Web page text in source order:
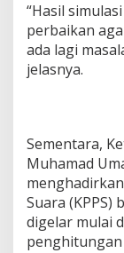
b
l
o
“Hasil
perbaikan
ada lagi
jelasnya.
Sementara,
Muhamad
Suara (KPPS)
digelar mulai
penghitungan